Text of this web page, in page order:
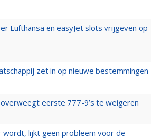
Lufthansa en easyJet slots vrijgeven op
zet in op nieuwe bestemmingen
eerste 777-9’s te weigeren
wordt, lijkt geen probleem voor de